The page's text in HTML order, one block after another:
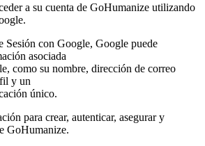
a su cuenta de GoHumanize utilizando
Sesión con Google, Google puede
asociada
como su nombre, dirección de correo
y un
único.
para crear, autenticar, asegurar y
GoHumanize.